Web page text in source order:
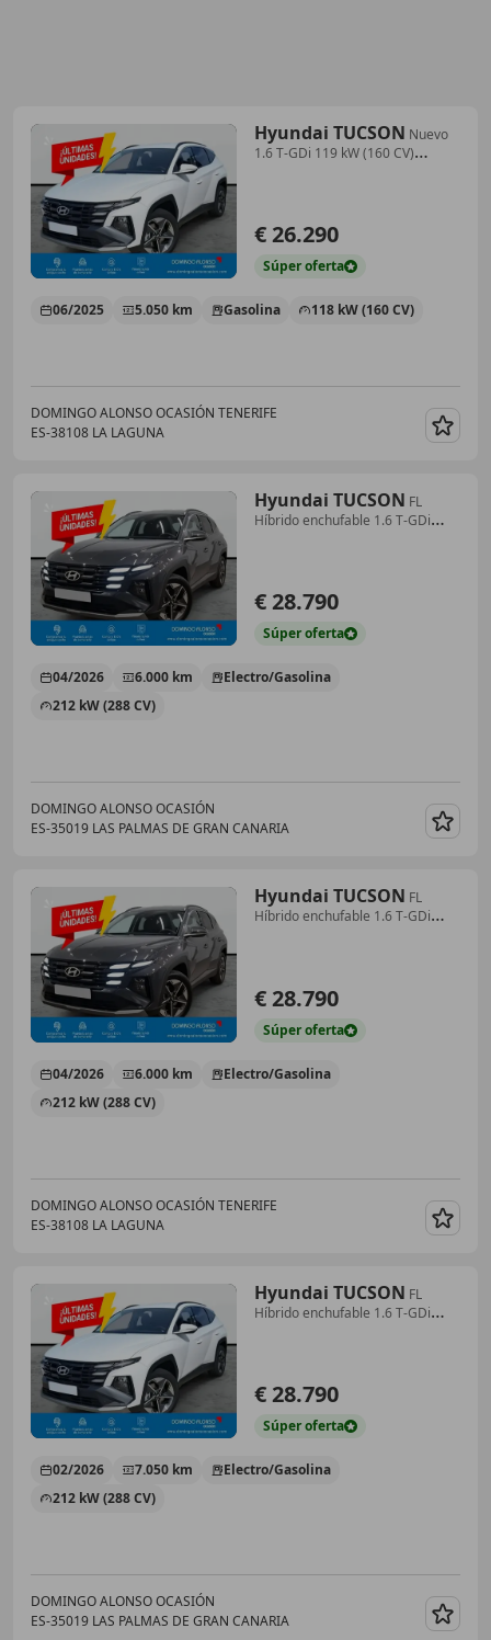
Hyundai TUCSON Nuevo
1.6 T-GDi 119 kW (160 CV)
€ 26.290
Súperoferta
06/2025 5.050 km Gasolina 118 kW (160 CV)
DOMINGO ALONSO OCASIÓN TENERIFE
ES-38108 LA LAGUNA
Hyundai TUCSON FL
Híbrido enchufable 1.6 T-GDi
€ 28.790
Súperoferta
04/2026 6.000 km
Electro/Gasolina
212 kW (288 CV)
DOMINGO ALONSO OCASIÓN
ES-35019 LAS PALMAS DE GRAN CANARIA
Hyundai TUCSON FL
Híbrido enchufable 1.6 T-GDi
€ 28.790
Súperoferta
04/2026 6.000 km
Electro/Gasolina
212 kW (288 CV)
DOMINGO ALONSO OCASIÓN TENERIFE
ES-38108 LA LAGUNA
Hyundai TUCSON FL
Híbrido enchufable 1.6 T-GDi
€ 28.790
Súperoferta
02/2026 7.050 km
Electro/Gasolina
212 kW (288 CV)
DOMINGO ALONSO OCASIÓN
ES-35019 LAS PALMAS DE GRAN CANARIA